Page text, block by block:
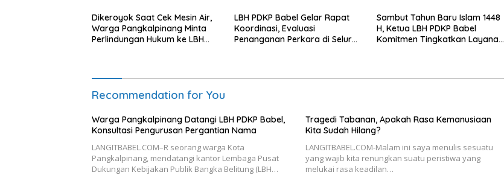
Dikeroyok Saat Cek Mesin Air,
Warga Pangkalpinang Minta
Perlindungan Hukum ke LBH
LBH PDKP Babel Gelar Rapat
Koordinasi, Evaluasi
Penanganan Perkara di Seluruh
Sambut Tahun Baru Islam 1448
H, Ketua LBH PDKP Babel
Komitmen Tingkatkan Layanan
Recommendation for You
Warga Pangkalpinang Datangi LBH PDKP Babel,
Konsultasi Pengurusan Pergantian Nama
LANGITBABEL.COM–R seorang warga Kota
Pangkalpinang, mendatangi kantor Lembaga Pusat
Dukungan Kebijakan Publik Bangka Belitung (LBH…
Tragedi Tabanan, Apakah Rasa Kemanusiaan
Kita Sudah Hilang?
LANGITBABEL.COM-Malam ini saya menulis sesuatu
yang wajib kita renungkan suatu peristiwa yang
melukai rasa keadilan…